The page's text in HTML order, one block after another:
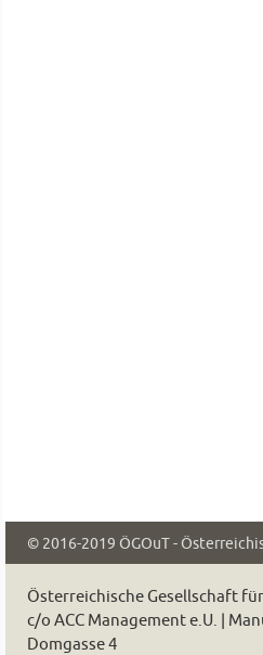
© 2016-2019 ÖGOuT -
Österreichische Gesellschaft
c/o ACC Management e.U. |
Domgasse 4